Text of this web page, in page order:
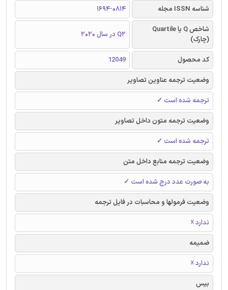
شناسه ISSN مجله
1694-0814
شاخص Q یا Quartile
(چارک)
Q2 در سال 2020
کد محصول
12049
وضعیت ترجمه عناوین تصاویر
ترجمه شده است ✓
وضعیت ترجمه متون داخل تصاویر
ترجمه شده است ✓
وضعیت ترجمه منابع داخل متن
به صورت عدد درج شده است ✓
وضعیت فرمولها و محاسبات در فایل ترجمه
ندارد ☓
ضمیمه
ندارد ☓
بیس